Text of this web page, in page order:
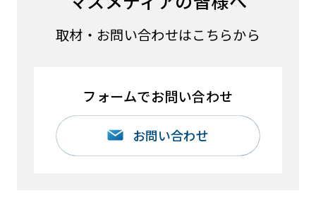
取材・お問い合わせはこちらから
フォームでお問い合わせ
お問い合わせ